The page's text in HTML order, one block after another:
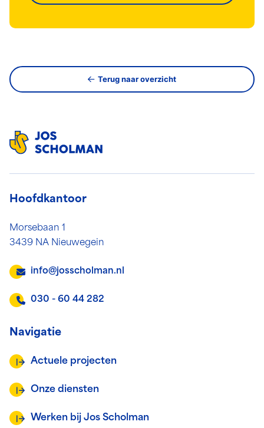
Terug naar overzicht
Hoofdkantoor
Morsebaan 1
3439 NA Nieuwegein
info@josscholman.nl
030 - 60 44 282
Navigatie
Actuele projecten
Onze diensten
Werken bij Jos Scholman